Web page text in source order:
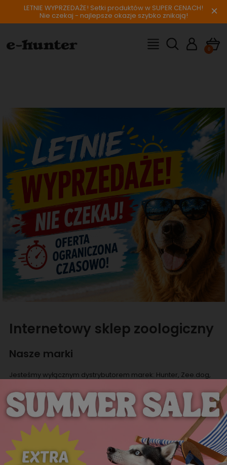
LETNIE WYPRZEDAŻE! Setki produktów w SUPER CENACH!
Nie czekaj - najlepsze okazje szybko znikają! ×
Internetowy sklep zoologiczny
Nasze marki
Jesteśmy wyłącznym dystrybutorem marek: Hunter, Zee.dog,
produkty dla psów i kotów oraz producentem ekologicznych
worków Eco Pets. Jesteśmy również dystrybutorem Rouchette -
marki oferującej obuwie dla kobiet, mężczyzn i dzieci.